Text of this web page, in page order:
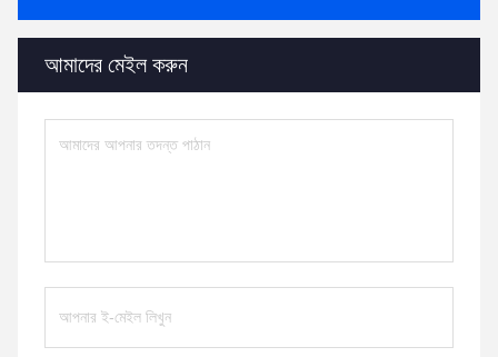
আমাদের মেইল ​​করুন